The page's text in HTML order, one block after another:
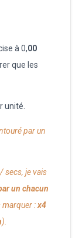
à 0,00
que les
unité.
par un
secs, je vais
un chacun
:x4
).